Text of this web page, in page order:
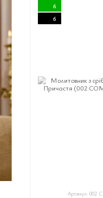
6
6
Артикул: 002